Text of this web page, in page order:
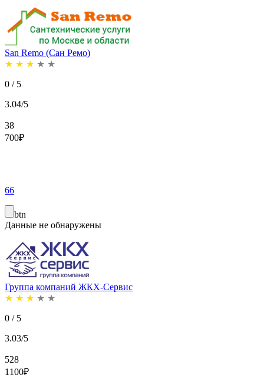
San Remo (Сан Ремо)
★ ★ ★ ★ ★
0 / 5
3.04/5
38
700₽
66
btn
Данные не обнаружены
Группа компаний ЖКХ-Сервис
★ ★ ★ ★ ★
0 / 5
3.03/5
528
1100₽